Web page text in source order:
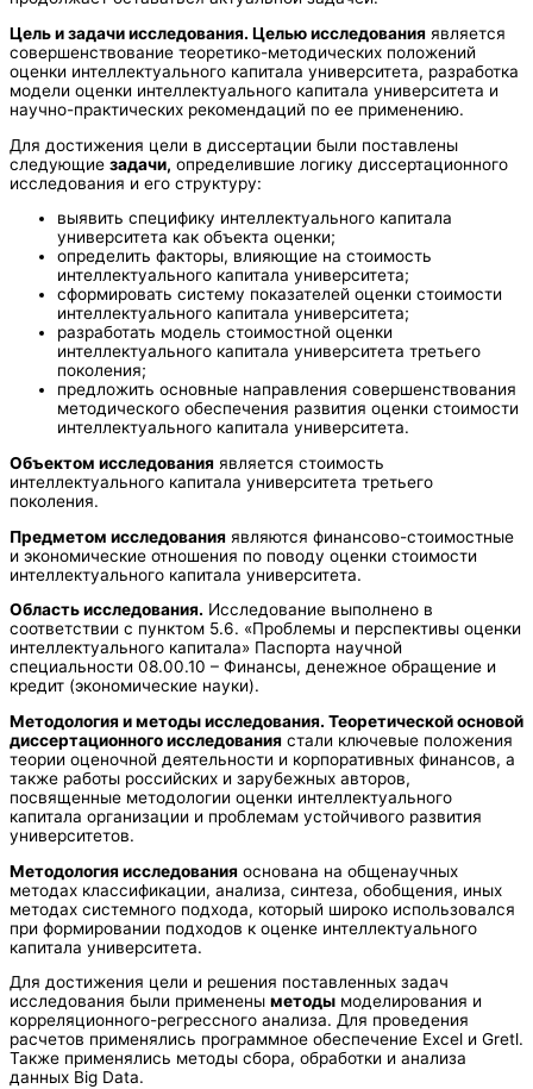
Цель и задачи исследования. Целью исследования является
совершенствование теоретико-методических положений
оценки интеллектуального капитала университета, разработка
модели оценки интеллектуального капитала университета и
научно-практических рекомендаций по ее применению.
Для достижения цели в диссертации были поставлены
следующие задачи, определившие логику диссертационного
исследования и его структуру:
выявить специфику интеллектуального капитала
университета как объекта оценки;
определить факторы, влияющие на стоимость
интеллектуального капитала университета;
сформировать систему показателей оценки стоимости
интеллектуального капитала университета;
разработать модель стоимостной оценки
интеллектуального капитала университета третьего
поколения;
предложить основные направления совершенствования
методического обеспечения развития оценки стоимости
интеллектуального капитала университета.
Объектом исследования является стоимость
интеллектуального капитала университета третьего
поколения.
Предметом исследования являются финансово-стоимостные
и экономические отношения по поводу оценки стоимости
интеллектуального капитала университета.
Область исследования. Исследование выполнено в
соответствии с пунктом 5.6. «Проблемы и перспективы оценки
интеллектуального капитала» Паспорта научной
специальности 08.00.10 – Финансы, денежное обращение и
кредит (экономические науки).
Методология и методы исследования. Теоретической основой
диссертационного исследования стали ключевые положения
теории оценочной деятельности и корпоративных финансов, а
также работы российских и зарубежных авторов,
посвященные методологии оценки интеллектуального
капитала организации и проблемам устойчивого развития
университетов.
Методология исследования основана на общенаучных
методах классификации, анализа, синтеза, обобщения, иных
методах системного подхода, который широко использовался
при формировании подходов к оценке интеллектуального
капитала университета.
Для достижения цели и решения поставленных задач
исследования были применены методы моделирования и
корреляционного-регрессного анализа. Для проведения
расчетов применялись программное обеспечение Excel и Gretl.
Также применялись методы сбора, обработки и анализа
данных Big Data.